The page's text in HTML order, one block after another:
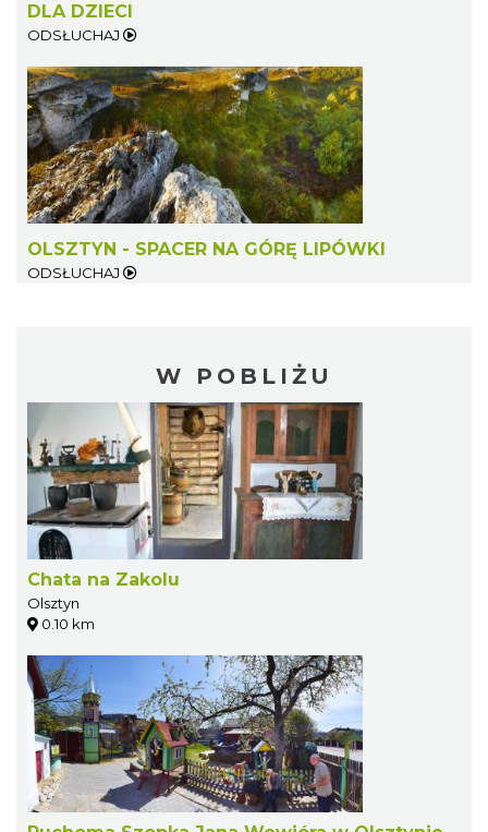
DLA DZIECI
ODSŁUCHAJ
OLSZTYN - SPACER NA GÓRĘ LIPÓWKI
ODSŁUCHAJ
W POBLIŻU
Chata na Zakolu
Olsztyn
0.10 km